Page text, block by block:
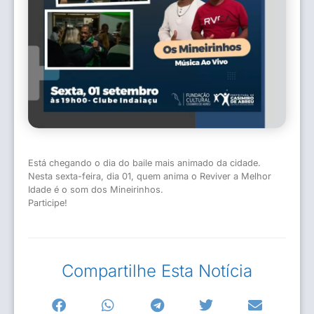
Está chegando o dia do baile mais animado da cidade.
Nesta sexta-feira, dia 01, quem anima o Reviver a Melhor
Idade é o som dos Mineirinhos.
Participe!
Compartilhe Esta Notícia